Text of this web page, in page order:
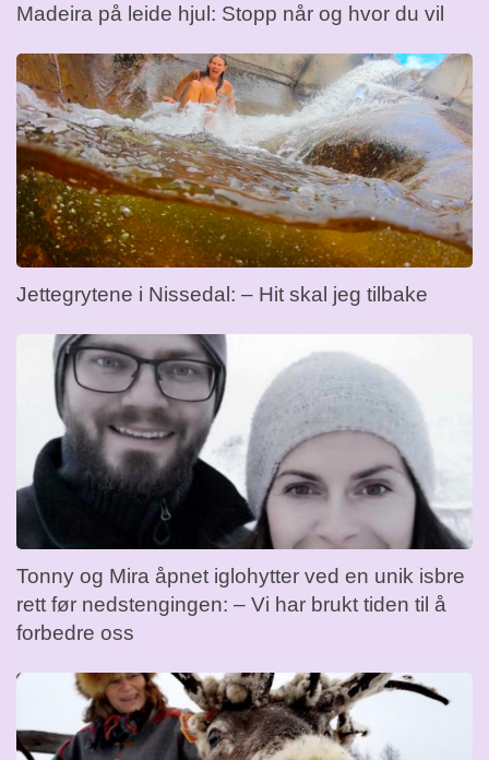
Madeira på leide hjul: Stopp når og hvor du vil
Jettegrytene i Nissedal: – Hit skal jeg tilbake
Tonny og Mira åpnet iglohytter ved en unik isbre
rett før nedstengingen: – Vi har brukt tiden til å
forbedre oss